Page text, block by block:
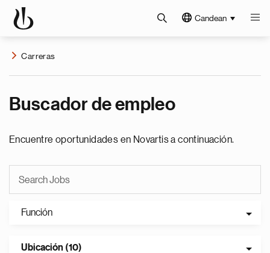
Candean
Carreras
Buscador de empleo
Encuentre oportunidades en Novartis a continuación.
Función
Ubicación (10)